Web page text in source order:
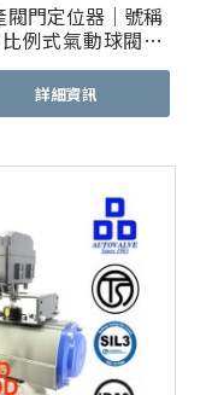
門定位器｜號稱
例式氣動球閥｜
書有政府把關產
詳細資訊